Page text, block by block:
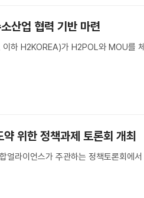
산업 협력 기반 마련
하 H2KOREA)가 H2POL와 MOU를
위한 정책과제 토론회 개최
얼라이언스가 주관하는 정책토론회에